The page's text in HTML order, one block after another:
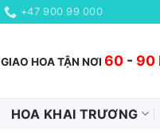
+47 900 99 000
GIAO HOA TẬN NƠI 60 - 90
HOA KHAI TRƯƠNG